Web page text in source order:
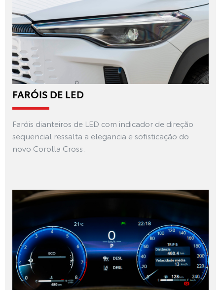
FARÓIS DE LED
Faróis dianteiros de LED com indicador de direção
sequencial ressalta a elegancia e sofisticação do
novo Corolla Cross.